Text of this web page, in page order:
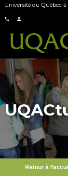
Université du Québec
Retour à